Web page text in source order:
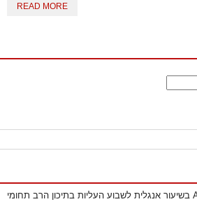
READ MORE
פעילות AI בשיעור אנגלית לשבוע העליות בתיכון הרב תחומי